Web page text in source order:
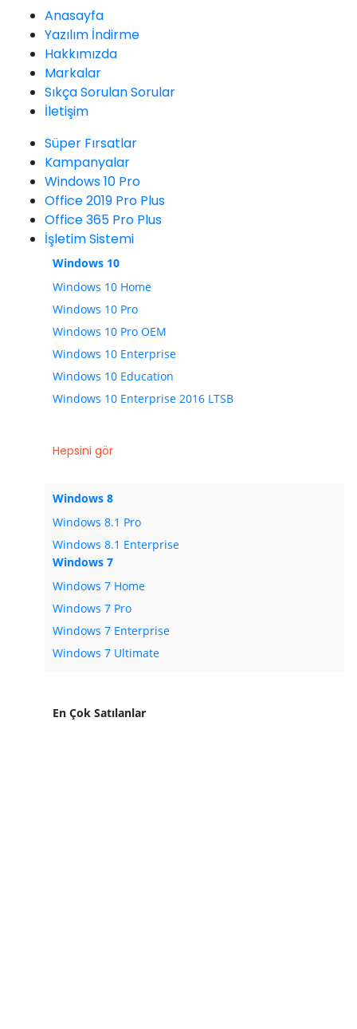
Anasayfa
Yazılım İndirme
Hakkımızda
Markalar
Sıkça Sorulan Sorular
İletişim
Süper Fırsatlar
Kampanyalar
Windows 10 Pro
Office 2019 Pro Plus
Office 365 Pro Plus
İşletim Sistemi
Windows 10
Windows 10 Home
Windows 10 Pro
Windows 10 Pro OEM
Windows 10 Enterprise
Windows 10 Education
Windows 10 Enterprise 2016 LTSB
Hepsini gör
Windows 8
Windows 8.1 Pro
Windows 8.1 Enterprise
Windows 7
Windows 7 Home
Windows 7 Pro
Windows 7 Enterprise
Windows 7 Ultimate
En Çok Satılanlar